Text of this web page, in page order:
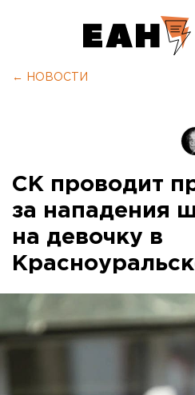
← НОВОСТИ
СК проводит
за нападения
на девочку в